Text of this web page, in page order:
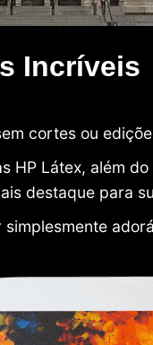
Incríveis
cortes ou
Látex, além
destaque para